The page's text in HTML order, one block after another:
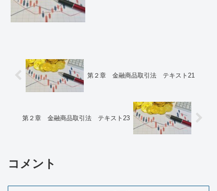
第２章 金融商品取引法 テキスト21
第２章 金融商品取引法 テキスト23
コメント